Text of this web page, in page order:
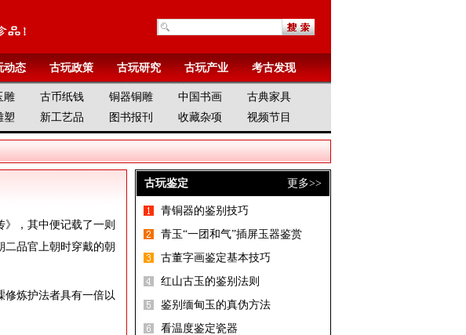
动态 古玩政策 古玩研究 古玩产业 考古发现
雕 古币纸钱 铜器铜雕 中国书画
古典家具
塑 新工艺品 图书报刊 收藏杂项 视频节目
，其中便记载了一则
二品官上朝时穿戴的朝
修炼护法者具有一倍以
更多>>
古玩鉴定
青铜器的鉴别技巧
青玉“一团和气”插屏玉器鉴赏
古董字画鉴定基本技巧
红山古玉的鉴别法则
鉴别缅甸玉的真伪方法
看温度鉴定瓷器